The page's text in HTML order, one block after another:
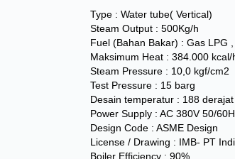
Type : Water tube( Vertical)
Steam Output : 500Kg/h
Fuel (Bahan Bakar) : Gas LPG
Maksimum Heat : 384.000 kcal/
Steam Pressure : 10,0 kgf/cm2
Test Pressure : 15 barg
Desain temperatur : 188
Power Supply : AC 380V 50/
Design Code : ASME Design
License / Drawing : IMB- PT
Boiler Efficiency : 90%